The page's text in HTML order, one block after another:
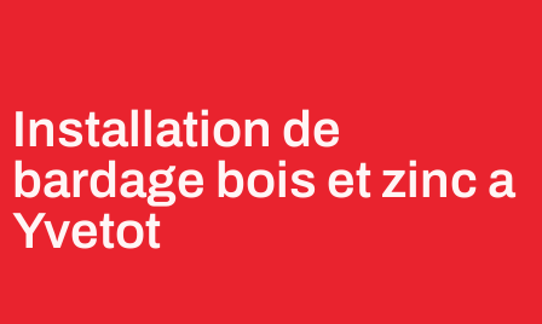
Installation de
bardage bois et zinc a
Yvetot